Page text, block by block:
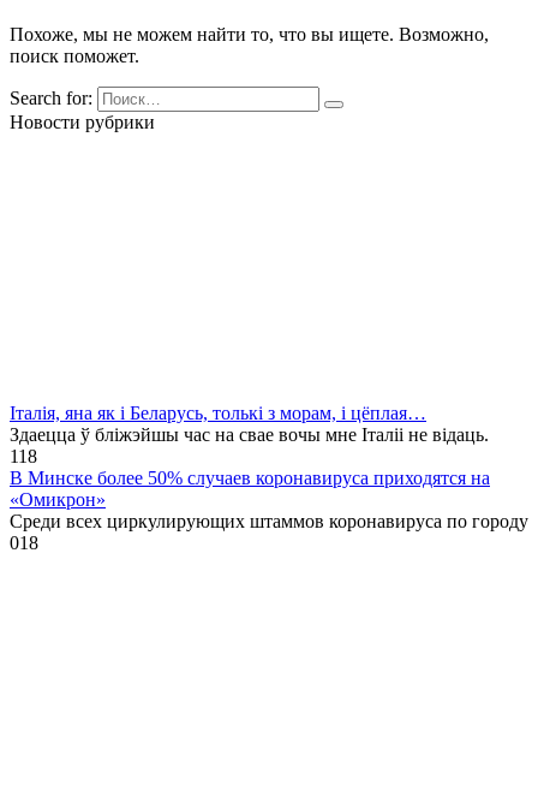
Похоже, мы не можем найти то, что вы ищете. Возможно,
поиск поможет.
Search for:
Новости рубрики
Італія, яна як і Беларусь, толькі з морам, і цёплая…
Здаецца ў бліжэйшы час на свае вочы мне Італіі не відаць.
118
В Минске более 50% случаев коронавируса приходятся на
«Омикрон»
Среди всех циркулирующих штаммов коронавируса по городу
018